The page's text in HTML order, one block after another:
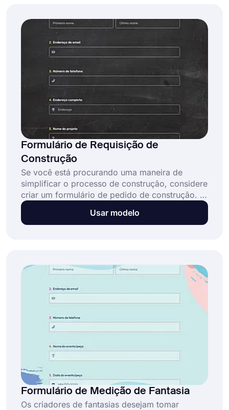
Formulário de Requisição de
Construção
Se você está procurando uma maneira de
simplificar o processo de construção, considere
criar um formulário de pedido de construção. O
objetivo deste formulário é ajudá-lo a
acompanhar todos os materiais e serviços
Usar modelo
Formulário de Medição de Fantasia
Os criadores de fantasias desejam tomar